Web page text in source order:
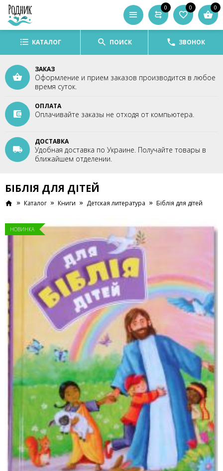
0 0 0
КАТАЛОГ ПОИСК ЗВОНОК
ЗАКАЗ
Оформление и прием заказов производится в любое
время суток.
ОПЛАТА
Оплачивайте заказы не отходя от компьютера.
ДОСТАВКА
Удобная доставка по Украине. Получайте товары в
ближайшем отделении.
БІБЛІЯ ДЛЯ ДІТЕЙ
Каталог Книги Детская литература Біблія для дітей
НОВИНКА